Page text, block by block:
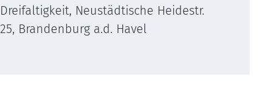
Dreifaltigkeit, Neustädtische Heidestr.
25, Brandenburg a.d. Havel